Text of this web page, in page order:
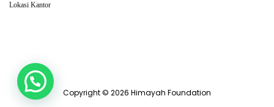
Lokasi Kantor
Copyright © 2026 Himayah Foundation